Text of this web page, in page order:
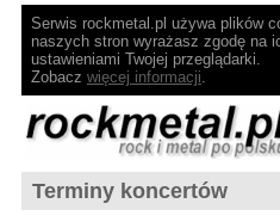
Serwis rockmetal.pl używa plików
naszych stron wyrażasz zgodę na
ustawieniami Twojej przeglądarki.
Zobacz więcej informacji.
Terminy koncertów